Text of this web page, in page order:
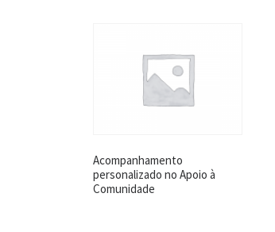
Acompanhamento
personalizado no Apoio à
Comunidade